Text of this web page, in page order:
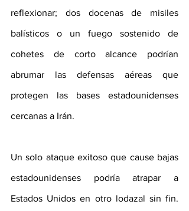
reflexionar; dos docenas de misiles
balísticos o un fuego sostenido de
cohetes de corto alcance podrían
abrumar las defensas aéreas que
protegen las bases estadounidenses
cercanas a Irán.
Un solo ataque exitoso que cause bajas
estadounidenses podría atrapar a
Estados Unidos en otro lodazal sin fin.